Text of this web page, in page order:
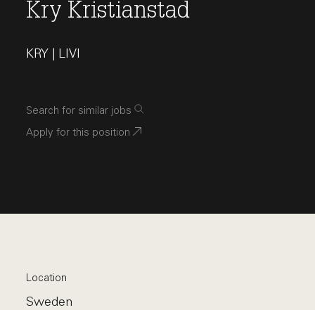
Kry Kristianstad
KRY | LIVI
Search for similar jobs
Apply for this position
Location
Sweden